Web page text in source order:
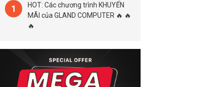
1
HOT: Các chương trình KHUYẾN
MÃI của GLAND COMPUTER 🔥 🔥
🔥